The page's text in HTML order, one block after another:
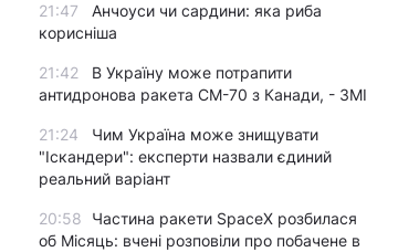
21:47
Анчоуси чи сардини: яка риба
корисніша
21:42
В Україну може потрапити
антидронова ракета CM-70 з Канади, - ЗМІ
21:24
Чим Україна може знищувати
"Іскандери": експерти назвали єдиний
реальний варіант
20:58
Частина ракети SpaceX розбилася
об Місяць: вчені розповіли про побачене в